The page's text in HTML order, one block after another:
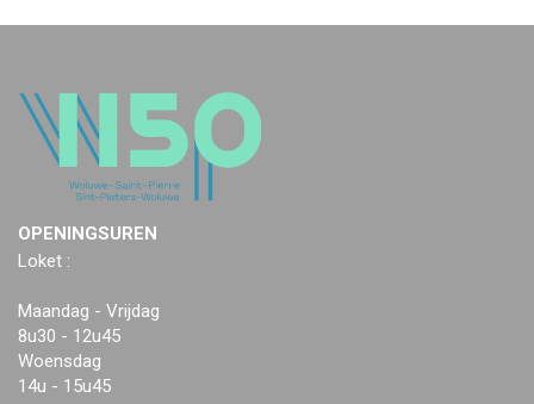
OPENINGSUREN
Loket :
Maandag - Vrijdag
8u30 - 12u45
Woensdag
14u - 15u45